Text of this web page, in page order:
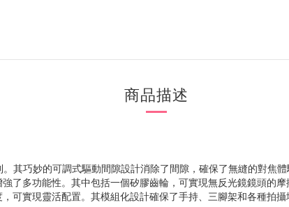
商品描述
其巧妙的可調式驅動間隙設計消除了間隙，確保了無縫的對焦
了多功能性。其中包括一個矽膠齒輪，可實現無反光鏡鏡頭的
實現靈活配置。其模組化設計確保了手持、三腳架和各種拍攝